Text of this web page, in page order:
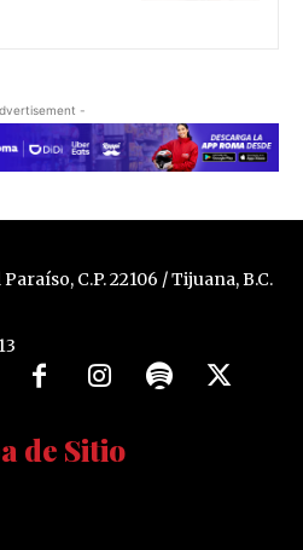
-
C.P. 22106 / Tijuana, B.C.
de Sitio